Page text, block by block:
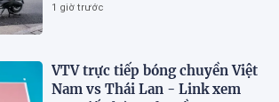
1 giờ trước
VTV trực tiếp bóng chuyền Việt
Nam vs Thái Lan - Link xem